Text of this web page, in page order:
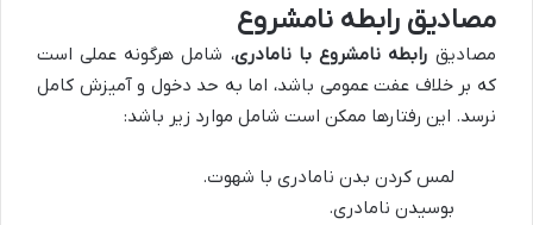
مصادیق رابطه نامشروع
مصادیق رابطه نامشروع با نامادری، شامل هرگونه عملی است
که بر خلاف عفت عمومی باشد، اما به حد دخول و آمیزش کامل
نرسد. این رفتارها ممکن است شامل موارد زیر باشد:
لمس کردن بدن نامادری با شهوت.
بوسیدن نامادری.